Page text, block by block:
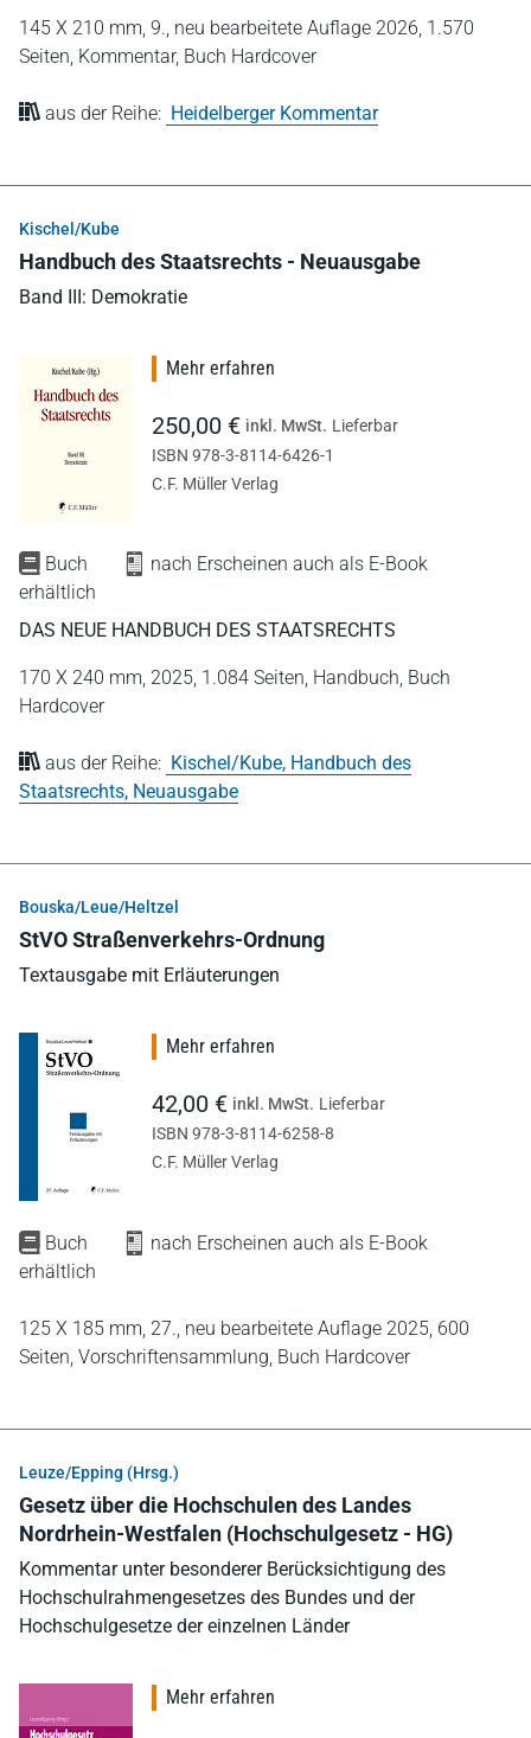
145 X 210 mm, 9., neu bearbeitete Auflage 2026, 1.570
Seiten, Kommentar, Buch Hardcover
aus der Reihe: Heidelberger Kommentar
Kischel/Kube
Handbuch des Staatsrechts - Neuausgabe
Band III: Demokratie
Buch
nach Erscheinen auch als E-Book
erhältlich
DAS NEUE HANDBUCH DES STAATSRECHTS
170 X 240 mm, 2025, 1.084 Seiten, Handbuch, Buch
Hardcover
aus der Reihe: Kischel/Kube, Handbuch des
Staatsrechts, Neuausgabe
Mehr erfahren
250,00 € inkl. MwSt. Lieferbar
ISBN 978-3-8114-6426-1
C.F. Müller Verlag
Bouska/Leue/Heltzel
StVO Straßenverkehrs-Ordnung
Textausgabe mit Erläuterungen
Buch
nach Erscheinen auch als E-Book
erhältlich
125 X 185 mm, 27., neu bearbeitete Auflage 2025, 600
Seiten, Vorschriftensammlung, Buch Hardcover
Mehr erfahren
42,00 € inkl. MwSt. Lieferbar
ISBN 978-3-8114-6258-8
C.F. Müller Verlag
Leuze/Epping (Hrsg.)
Gesetz über die Hochschulen des Landes
Nordrhein-Westfalen (Hochschulgesetz - HG)
Kommentar unter besonderer Berücksichtigung des
Hochschulrahmengesetzes des Bundes und der
Hochschulgesetze der einzelnen Länder
Mehr erfahren